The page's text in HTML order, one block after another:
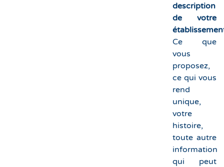
description
de votre
Ce que
vous
proposez,
ce qui vous
rend
unique,
votre
histoire,
toute autre
information
qui peut